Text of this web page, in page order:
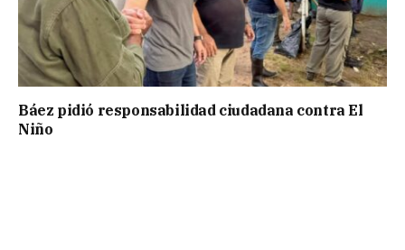
Báez pidió responsabilidad ciudadana contra El
Niño